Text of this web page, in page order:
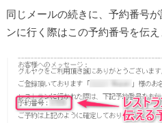
同じメールの続きに、予約番号
ンに行く際はこの予約番号を伝